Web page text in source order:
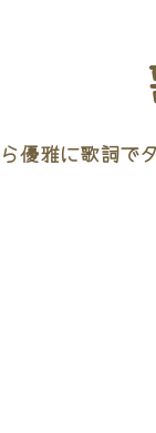
優雅に歌詞